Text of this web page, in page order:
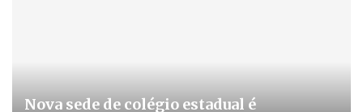
Nova sede de colégio estadual é